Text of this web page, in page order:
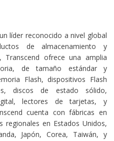
líder reconocido a nivel global
de almacenamiento y
Transcend ofrece una amplia
de tamaño estándar y
Flash, dispositivos Flash
discos de estado sólido,
lectores de tarjetas, y
cuenta con fábricas en
regionales en Estados Unidos,
Japón, Corea, Taiwán, y